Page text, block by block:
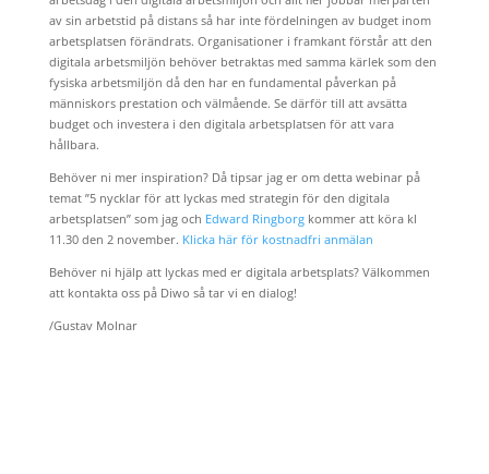
av sin arbetstid på distans så har inte fördelningen av budget inom
arbetsplatsen förändrats. Organisationer i framkant förstår att den
digitala arbetsmiljön behöver betraktas med samma kärlek som den
fysiska arbetsmiljön då den har en fundamental påverkan på
människors prestation och välmående. Se därför till att avsätta
budget och investera i den digitala arbetsplatsen för att vara
hållbara.
Behöver ni mer inspiration? Då tipsar jag er om detta webinar på
temat ”5 nycklar för att lyckas med strategin för den digitala
arbetsplatsen” som jag och Edward Ringborg kommer att köra kl
11.30 den 2 november. Klicka här för kostnadfri anmälan
Behöver ni hjälp att lyckas med er digitala arbetsplats? Välkommen
att kontakta oss på Diwo så tar vi en dialog!
/Gustav Molnar